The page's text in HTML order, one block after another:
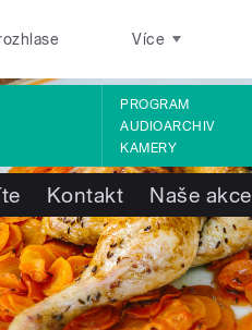
Více
PROGRAM
AUDIOARCHIV
KAMERY
Kontakt Naše akce